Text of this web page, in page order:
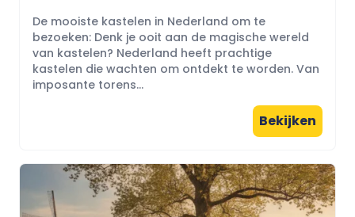
De mooiste kastelen in Nederland om te
bezoeken: Denk je ooit aan de magische wereld
van kastelen? Nederland heeft prachtige
kastelen die wachten om ontdekt te worden. Van
imposante torens...
Bekijken